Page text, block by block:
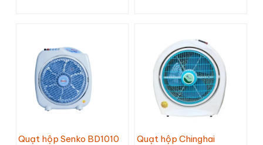
Quạt hộp Senko BD1010
Quạt hộp Chinghai